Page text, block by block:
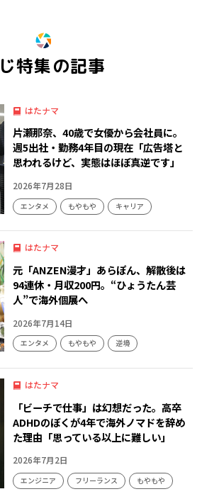
同じ特集の記事
はたナマ
片瀬那奈、40歳で女優から会社員に。
週5出社・勤務4年目の現在「広告塔と
思われるけど、実態はほぼ真逆です」
2026年7月28日
エンタメ もやもや キャリア
はたナマ
元「ANZEN漫才」あらぽん、解散後は
94連休・月収200円。“ひょうたん芸
人”で海外個展へ
2026年7月14日
エンタメ もやもや 逆境
はたナマ
「ビーチで仕事」は幻想だった。高卒
ADHDのぼくが4年で海外ノマドを辞め
た理由「思っている以上に難しい」
2026年7月2日
エンジニア フリーランス もやもや